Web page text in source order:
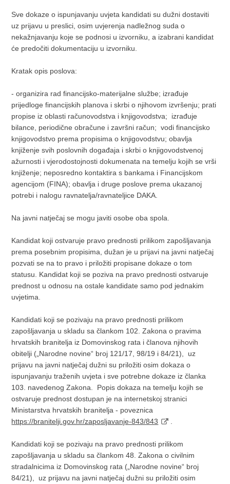
Sve dokaze o ispunjavanju uvjeta kandidati su dužni dostaviti
uz prijavu u preslici, osim uvjerenja nadležnog suda o
nekažnjavanju koje se podnosi u izvorniku, a izabrani kandidat
će predočiti dokumentaciju u izvorniku.
Kratak opis poslova:
- organizira rad financijsko-materijalne službe; izrađuje
prijedloge financijskih planova i skrbi o njihovom izvršenju; prati
propise iz oblasti računovodstva i knjigovodstva; izrađuje
bilance, periodične obračune i završni račun; vodi financijsko
knjigovodstvo prema propisima o knjigovodstvu; obavlja
knjiženje svih poslovnih događaja i skrbi o knjigovodstvenoj
ažurnosti i vjerodostojnosti dokumenata na temelju kojih se vrši
knjiženje; neposredno kontaktira s bankama i Financijskom
agencijom (FINA); obavlja i druge poslove prema ukazanoj
potrebi i nalogu ravnatelja/ravnateljice DAKA.
Na javni natječaj se mogu javiti osobe oba spola.
Kandidat koji ostvaruje pravo prednosti prilikom zapošljavanja
prema posebnim propisima, dužan je u prijavi na javni natječaj
pozvati se na to pravo i priložiti propisane dokaze o tom
statusu. Kandidat koji se poziva na pravo prednosti ostvaruje
prednost u odnosu na ostale kandidate samo pod jednakim
uvjetima.
Kandidati koji se pozivaju na pravo prednosti prilikom
zapošljavanja u skladu sa člankom 102. Zakona o pravima
hrvatskih branitelja iz Domovinskog rata i članova njihovih
obitelji („Narodne novine“ broj 121/17, 98/19 i 84/21), uz
prijavu na javni natječaj dužni su priložiti osim dokaza o
ispunjavanju traženih uvjeta i sve potrebne dokaze iz članka
103. navedenog Zakona. Popis dokaza na temelju kojih se
ostvaruje prednost dostupan je na internetskoj stranici
Ministarstva hrvatskih branitelja - poveznica
https://branitelji.gov.hr/zaposljavanje-843/843
Kandidati koji se pozivaju na pravo prednosti prilikom
zapošljavanja u skladu sa člankom 48. Zakona o civilnim
stradalnicima iz Domovinskog rata („Narodne novine“ broj
84/21), uz prijavu na javni natječaj dužni su priložiti osim